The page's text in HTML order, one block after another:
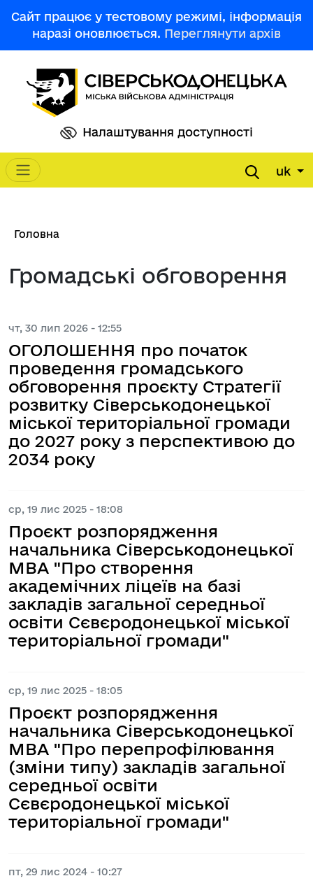
Сайт працює у тестовому режимі, інформація
наразі оновлюється. Переглянути архів
Налаштування доступності
Main navigation uk
Рядок навіґації
Головна
Громадські обговорення
чт, 30 лип 2026 - 12:55
ОГОЛОШЕННЯ про початок
проведення громадського
обговорення проєкту Стратегії
розвитку Сіверськодонецької
міської територіальної громади
до 2027 року з перспективою до
2034 року
ср, 19 лис 2025 - 18:08
Проєкт розпорядження
начальника Сіверськодонецької
МВА "Про створення
академічних ліцеїв на базі
закладів загальної середньої
освіти Сєвєродонецької міської
територіальної громади"
ср, 19 лис 2025 - 18:05
Проєкт розпорядження
начальника Сіверськодонецької
МВА "Про перепрофілювання
(зміни типу) закладів загальної
середньої освіти
Сєвєродонецької міської
територіальної громади"
пт, 29 лис 2024 - 10:27